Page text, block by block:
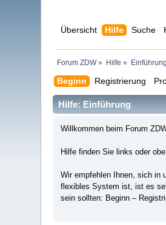
Übersicht Hilfe Suche
Forum ZDW» Hilfe » Einführung
Beginn Registrierung
Hilfe: Einführung
Willkommen beim Forum
Hilfe finden Sie links oder
Wir empfehlen Ihnen, sich in
flexibles System ist, ist es
sein sollten: Beginn –